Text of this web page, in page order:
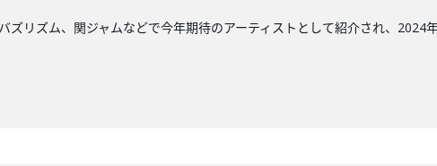
リズム、関ジャムなどで今年期待のアーティストとして紹介され、2024